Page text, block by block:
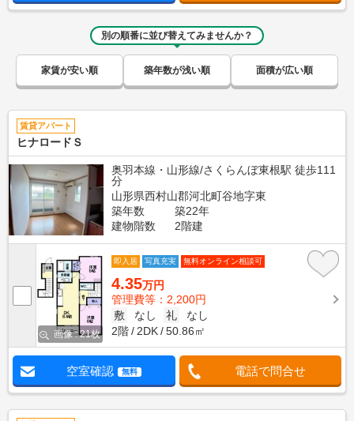
別の順番に並び替えてみませんか？
家賃が安い順 築年数が浅い順 面積が広い順
賃貸アパート
ヒナロードＳ
奥羽本線・山形線/さくらんぼ東根駅 徒歩111
分
山形県西村山郡河北町谷地字東
築年数
築22年
建物階数
2階建
画像 : 21枚
即入居 写真充実 無料オンライン相談可
4.35万円
管理費等：2,200円
敷
なし 礼
なし
2階
2DK 50.86㎡
空室確認 無料 電話で問合せ